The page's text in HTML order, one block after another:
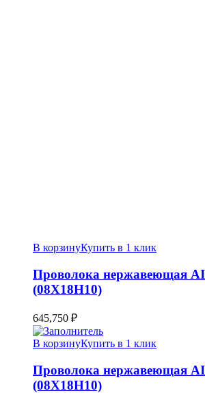
В корзинуКупить в 1 клик
Проволока нержавеющая
(08Х18Н10)
645,750 ₽
В корзинуКупить в 1 клик
Проволока нержавеющая
(08Х18Н10)